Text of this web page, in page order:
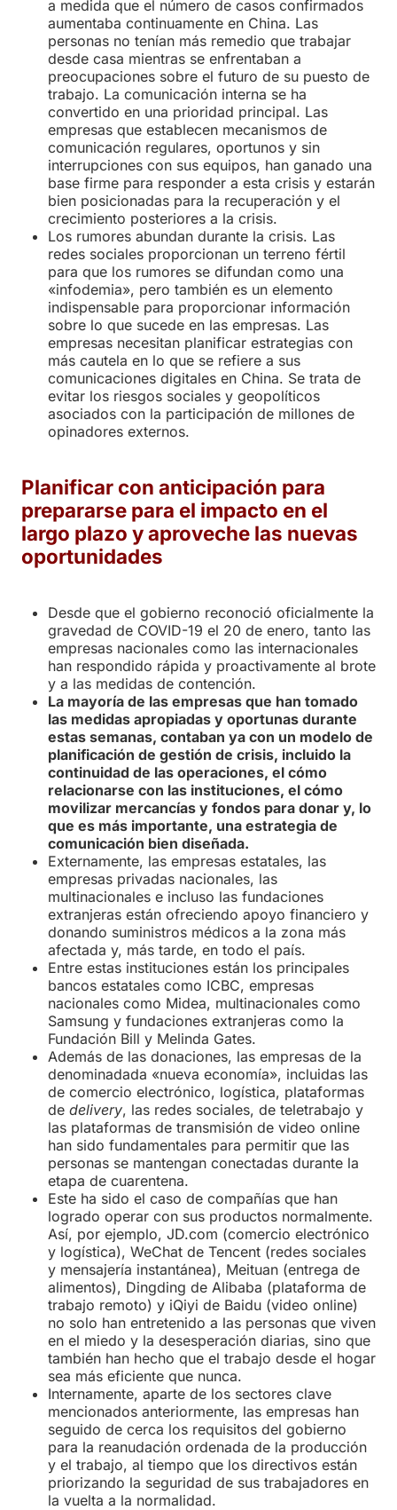
a medida que el número de casos confirmados
aumentaba continuamente en China. Las
personas no tenían más remedio que trabajar
desde casa mientras se enfrentaban a
preocupaciones sobre el futuro de su puesto de
trabajo. La comunicación interna se ha
convertido en una prioridad principal. Las
empresas que establecen mecanismos de
comunicación regulares, oportunos y sin
interrupciones con sus equipos, han ganado una
base firme para responder a esta crisis y estarán
bien posicionadas para la recuperación y el
crecimiento posteriores a la crisis.
Los rumores abundan durante la crisis. Las
redes sociales proporcionan un terreno fértil
para que los rumores se difundan como una
«infodemia», pero también es un elemento
indispensable para proporcionar información
sobre lo que sucede en las empresas. Las
empresas necesitan planificar estrategias con
más cautela en lo que se refiere a sus
comunicaciones digitales en China. Se trata de
evitar los riesgos sociales y geopolíticos
asociados con la participación de millones de
opinadores externos.
Planificar con anticipación para
prepararse para el impacto en el
largo plazo y aproveche las nuevas
oportunidades
Desde que el gobierno reconoció oficialmente la
gravedad de COVID-19 el 20 de enero, tanto las
empresas nacionales como las internacionales
han respondido rápida y proactivamente al brote
y a las medidas de contención.
La mayoría de las empresas que han tomado
las medidas apropiadas y oportunas durante
estas semanas, contaban ya con un modelo de
planificación de gestión de crisis, incluido la
continuidad de las operaciones, el cómo
relacionarse con las instituciones, el cómo
movilizar mercancías y fondos para donar y, lo
que es más importante, una estrategia de
comunicación bien diseñada.
Externamente, las empresas estatales, las
empresas privadas nacionales, las
multinacionales e incluso las fundaciones
extranjeras están ofreciendo apoyo financiero y
donando suministros médicos a la zona más
afectada y, más tarde, en todo el país.
Entre estas instituciones están los principales
bancos estatales como ICBC, empresas
nacionales como Midea, multinacionales como
Samsung y fundaciones extranjeras como la
Fundación Bill y Melinda Gates.
Además de las donaciones, las empresas de la
denominadada «nueva economía», incluidas las
de comercio electrónico, logística, plataformas
de delivery, las redes sociales, de teletrabajo y
las plataformas de transmisión de video online
han sido fundamentales para permitir que las
personas se mantengan conectadas durante la
etapa de cuarentena.
Este ha sido el caso de compañías que han
logrado operar con sus productos normalmente.
Así, por ejemplo, JD.com (comercio electrónico
y logística), WeChat de Tencent (redes sociales
y mensajería instantánea), Meituan (entrega de
alimentos), Dingding de Alibaba (plataforma de
trabajo remoto) y iQiyi de Baidu (video online)
no solo han entretenido a las personas que viven
en el miedo y la desesperación diarias, sino que
también han hecho que el trabajo desde el hogar
sea más eficiente que nunca.
Internamente, aparte de los sectores clave
mencionados anteriormente, las empresas han
seguido de cerca los requisitos del gobierno
para la reanudación ordenada de la producción
y el trabajo, al tiempo que los directivos están
priorizando la seguridad de sus trabajadores en
la vuelta a la normalidad.